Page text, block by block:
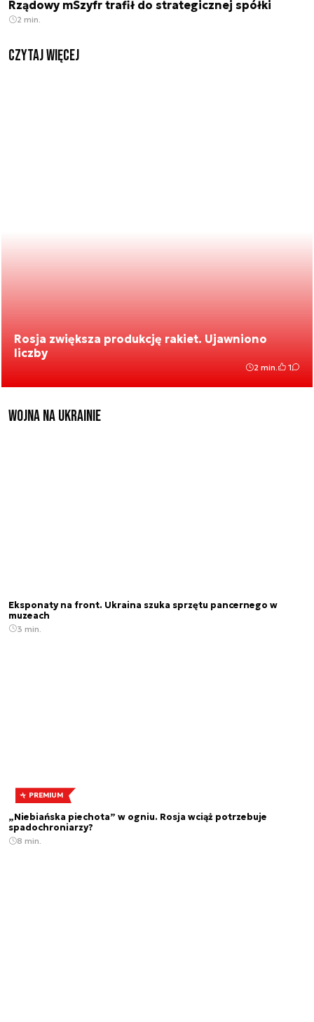
Rządowy mSzyfr trafił do strategicznej spółki
2 min.
czytaj więcej
Rosja zwiększa produkcję rakiet. Ujawniono
liczby
2 min. 1
Wojna na Ukrainie
Eksponaty na front. Ukraina szuka sprzętu pancernego w
muzeach
3 min.
PREMIUM
„Niebiańska piechota” w ogniu. Rosja wciąż potrzebuje
spadochroniarzy?
8 min.